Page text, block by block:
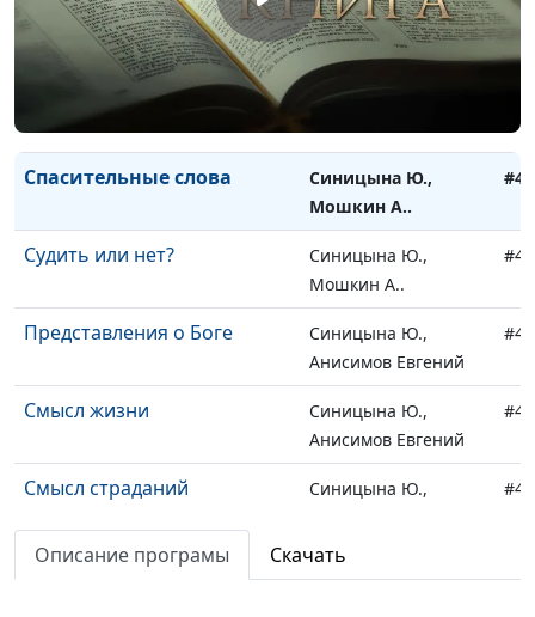
Настоящий ученик Иисуса
Синицына Ю.,
Мошкин А..
Заповеди блаженств
Синицына Ю.,
Мошкин А..
Спасительные слова
Синицына Ю.,
Мошкин А..
Судить или нет?
Синицына Ю.,
Мошкин А..
Представления о Боге
Синицына Ю.,
Анисимов Евгений
Смысл жизни
Синицына Ю.,
Анисимов Евгений
Смысл страданий
Синицына Ю.,
Благословенный день
Синицына Ю.,
Описание програмы Скачать